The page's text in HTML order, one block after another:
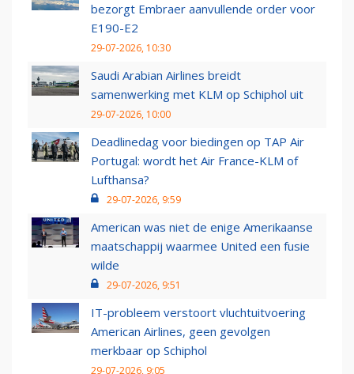
bezorgt Embraer aanvullende order voor
E190-E2
29-07-2026, 10:30
Saudi Arabian Airlines breidt
samenwerking met KLM op Schiphol uit
29-07-2026, 10:00
Deadlinedag voor biedingen op TAP Air
Portugal: wordt het Air France-KLM of
Lufthansa?
29-07-2026, 9:59
American was niet de enige Amerikaanse
maatschappij waarmee United een fusie
wilde
29-07-2026, 9:51
IT-probleem verstoort vluchtuitvoering
American Airlines, geen gevolgen
merkbaar op Schiphol
29-07-2026, 9:05